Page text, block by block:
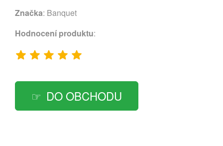
Značka: Banquet
Hodnocení produktu:
DO OBCHODU